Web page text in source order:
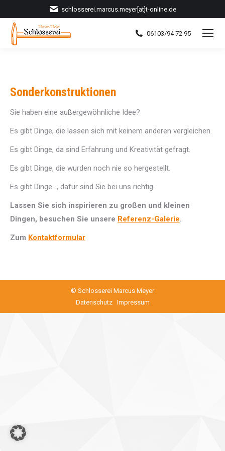
schlosserei.marcus.meyer[at]t-online.de
06103/94 72 95
Sonderkonstruktionen
Sie haben eine außergewöhnliche Idee?
Es gibt Dinge, die lassen sich mit keinem anderen vergleichen.
Es gibt Dinge, da sind Erfahrung und Kreativität gefragt.
Es gibt Dinge, die wurden noch nie so hergestellt.
Es gibt Dinge…, dafür sind Sie bei uns richtig.
Lassen Sie sich inspirieren zu großen und kleinen
Dingen, besuchen Sie unsere Referenz-Galerie.
Zum Kontaktformular
© Schlosserei Marcus Meyer
Datenschutz
Impressum